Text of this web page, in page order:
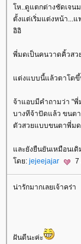
ห..ดูแตกต่างชัดเจนม
ตั้งแต่เริ่มแต่งหน้า...
อิอิ
พี่มดเป็นคนวาดคิ้วสวย
ต่งแบบนี้แล้วตาโตขึ้
จ้าแอบมีคำถามว่า "พี่
บางทีจ้าปัดแล้ว ขนต
ตัวสวยแบบขนตาพี่มด
ละยังยืนยันเหมือนเ
ดย: jejeejajar 7
น่ารักมากเลยเจ้าคร่า
ฝันดีนะค่ะ